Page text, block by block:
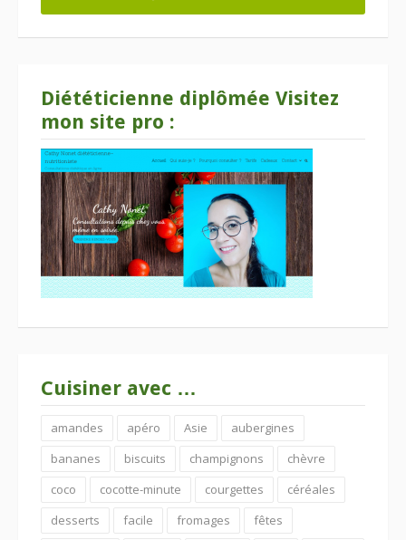
Diététicienne diplômée Visitez
mon site pro :
Cuisiner avec …
amandes apéro Asie
aubergines
bananes
biscuits champignons
chèvre
coco
cocotte-minute courgettes
céréales
desserts
facile fromages fêtes